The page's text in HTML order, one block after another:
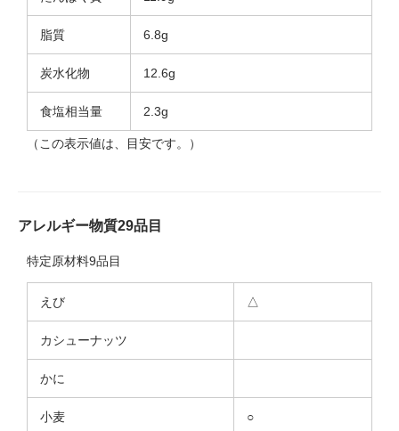
脂質 6.8g
炭水化物 12.6g
食塩相当量 2.3g
（この表示値は、目安です。）
アレルギー物質29品目
特定原材料9品目
えび △
カシューナッツ
かに
小麦 ○